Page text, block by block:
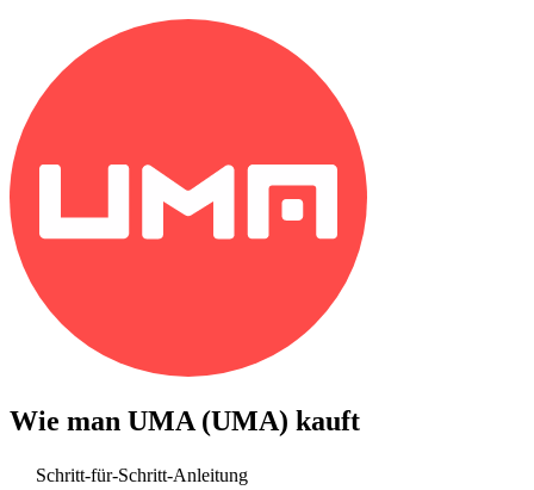
Wie man UMA (UMA) kauft
Schritt-für-Schritt-Anleitung